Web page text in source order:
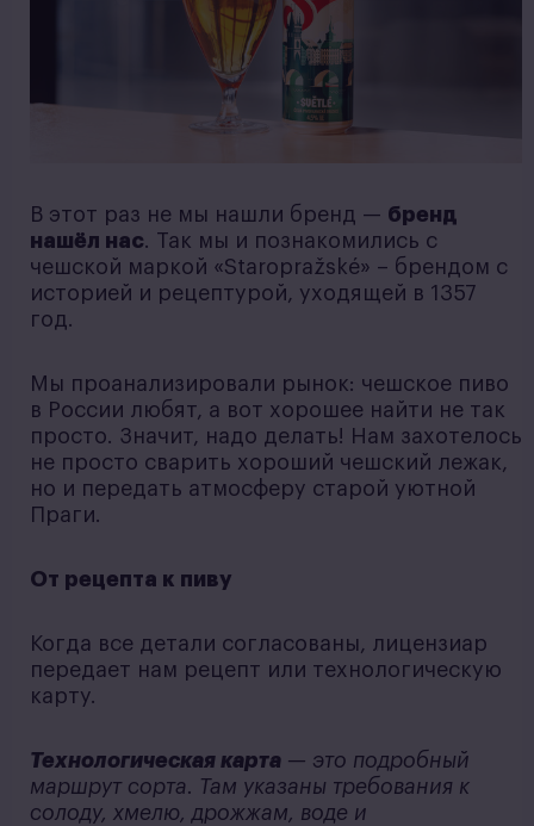
В этот раз не мы нашли бренд — бренд
нашёл нас. Так мы и познакомились с
чешской маркой «Staropražské» – брендом с
историей и рецептурой, уходящей в 1357
год.
Мы проанализировали рынок: чешское пиво
в России любят, а вот хорошее найти не так
просто. Значит, надо делать! Нам захотелось
не просто сварить хороший чешский лежак,
но и передать атмосферу старой уютной
Праги.
От рецепта к пиву
Когда все детали согласованы, лицензиар
передает нам рецепт или технологическую
карту.
Технологическая карта — это подробный
маршрут сорта. Там указаны требования к
солоду, хмелю, дрожжам, воде и